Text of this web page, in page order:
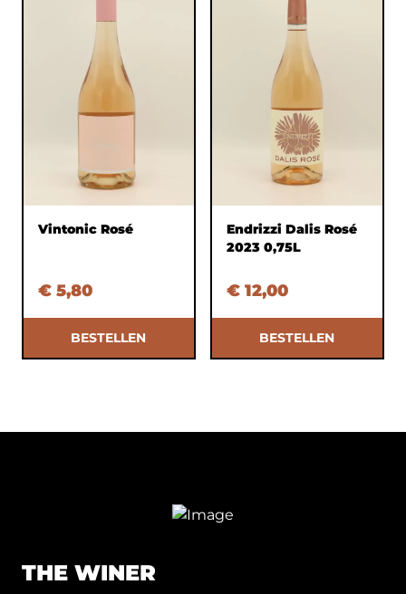
Vintonic Rosé
€ 5,80
BESTELLEN
Endrizzi Dalis Rosé
2023 0,75L
€ 12,00
BESTELLEN
THE WINER